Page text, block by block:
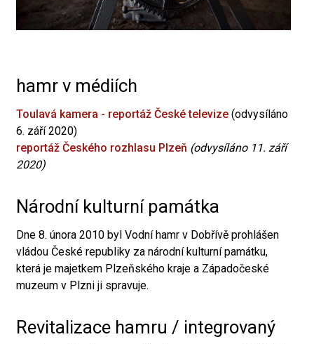
hamr v médiích
Toulavá kamera - reportáž České televize (odvysíláno
6. září 2020)
reportáž Českého rozhlasu Plzeň (odvysíláno 11. září
2020)
Národní kulturní památka
Dne 8. února 2010 byl Vodní hamr v Dobřívě prohlášen
vládou České republiky za národní kulturní památku,
která je majetkem Plzeňského kraje a Západočeské
muzeum v Plzni ji spravuje.
Revitalizace hamru / integrovaný